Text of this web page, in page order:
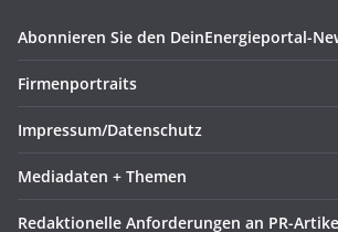
Abonnieren Sie den DeinEnergieportal-
Firmenportraits
Impressum/Datenschutz
Mediadaten + Themen
Redaktionelle Anforderungen an PR-